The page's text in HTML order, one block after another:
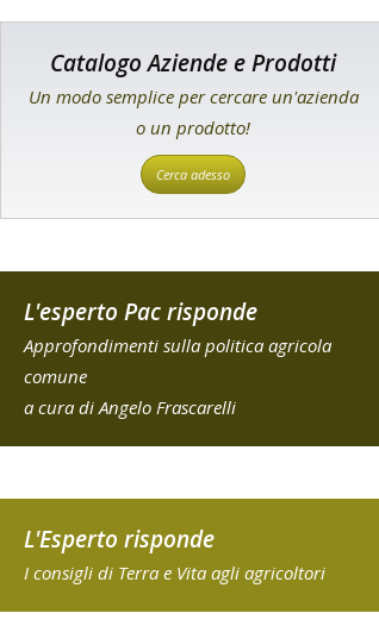
Catalogo Aziende e Prodotti
Un modo semplice per cercare un'azienda
o un prodotto!
Cerca adesso
L'esperto Pac risponde
Approfondimenti sulla politica agricola
comune
a cura di Angelo Frascarelli
L'Esperto risponde
I consigli di Terra e Vita agli agricoltori